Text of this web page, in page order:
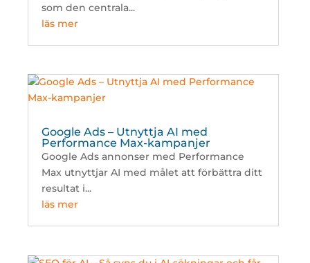
som den centrala...
läs mer
Google Ads – Utnyttja AI med
Performance Max-kampanjer
Google Ads annonser med Performance
Max utnyttjar AI med målet att förbättra ditt
resultat i...
läs mer